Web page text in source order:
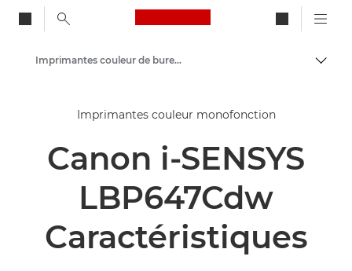
Canon Logo, back to
Solutions et services
Produits professionnels
Imprimantes monofonction - Canon France
Imprimantes couleur de bureau
Imprimantes couleur monofonction
Canon i-SENSYS
LBP647Cdw
Caractéristiques